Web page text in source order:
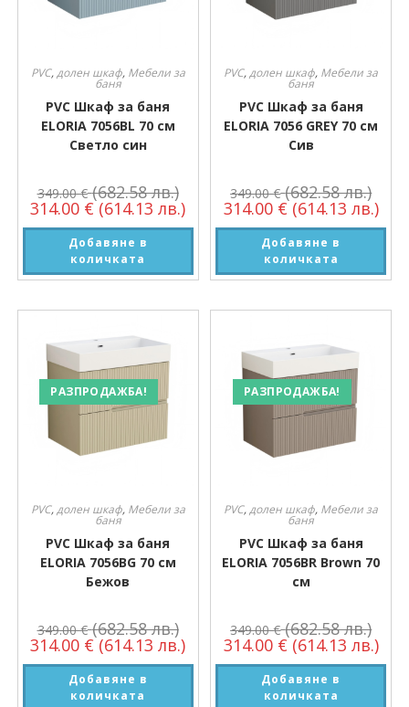
PVC,долен шкаф, Мебели за
баня
PVC Шкаф за баня
ELORIA 7056BL 70 см
Светло син
349.00€ (682.58 лв.)
314.00 € (614.13 лв.)
Добавяне в
количката
PVC,долен шкаф, Мебели за
баня
PVC Шкаф за баня
ELORIA 7056 GREY 70 см
Сив
349.00€ (682.58 лв.)
314.00 € (614.13 лв.)
Добавяне в
количката
РАЗПРОДАЖБА!
PVC,долен шкаф, Мебели за
баня
PVC Шкаф за баня
ELORIA 7056BG 70 см
Бежов
349.00€ (682.58 лв.)
314.00 € (614.13 лв.)
Добавяне в
количката
РАЗПРОДАЖБА!
PVC,долен шкаф, Мебели за
баня
PVC Шкаф за баня
ELORIA 7056BR Brown 70
см
349.00€ (682.58 лв.)
314.00 € (614.13 лв.)
Добавяне в
количката